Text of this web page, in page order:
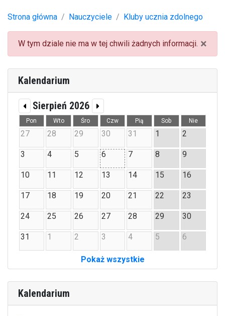
Strona główna Nauczyciele Kluby ucznia zdolnego
×
W tym dziale nie ma w tej chwili żadnych informacji.
Kalendarium
Sierpień 2026
Pon Wto Śro Czw Pią Sob Nie
27 28 29 30 31 1 2
3 4 5 6 7 8 9
10 11 12 13 14 15 16
17 18 19 20 21 22 23
24 25 26 27 28 29 30
31 1 2 3 4 5 6
Pokaż wszystkie
Kalendarium